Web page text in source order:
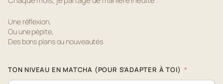
Une réflexion,
Ou une pépite,
Des bons plans ou nouveautés
TON NIVEAU EN MATCHA (POUR S'ADAPTER À TOI)